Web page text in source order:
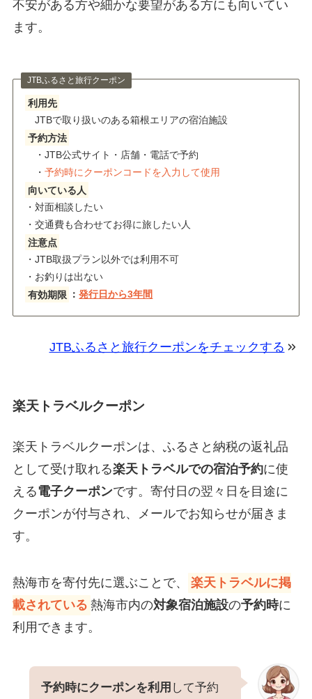
不安がある方や細かな要望がある方にも向いてい
ます。
JTBふるさと旅行クーポン
利用先
JTBで取り扱いのある箱根エリアの宿泊施設
予約方法
・JTB公式サイト・店舗・電話で予約
・予約時にクーポンコードを入力して使用
向いている人
・対面相談したい
・交通費も合わせてお得に旅したい人
注意点
・JTB取扱プラン以外では利用不可
・お釣りは出ない
有効期限
：発行日から3年間
JTBふるさと旅行クーポンをチェックする
楽天トラベルクーポン
楽天トラベルクーポンは、ふるさと納税の返礼品
として受け取れる楽天トラベルでの宿泊予約に使
える電子クーポンです。寄付日の翌々日を目途に
クーポンが付与され、メールでお知らせが届きま
す。
熱海市を寄付先に選ぶことで、
楽天トラベルに掲
載されている 熱海市内の対象宿泊施設の予約時に
利用できます。
予約時にクーポンを利用 して予約